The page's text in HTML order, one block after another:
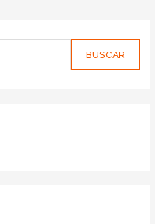
BUSCAR